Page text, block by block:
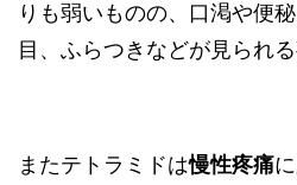
りも弱いものの、口渇や便
目、ふらつきなどが見られる
またテトラミドは慢性疼痛